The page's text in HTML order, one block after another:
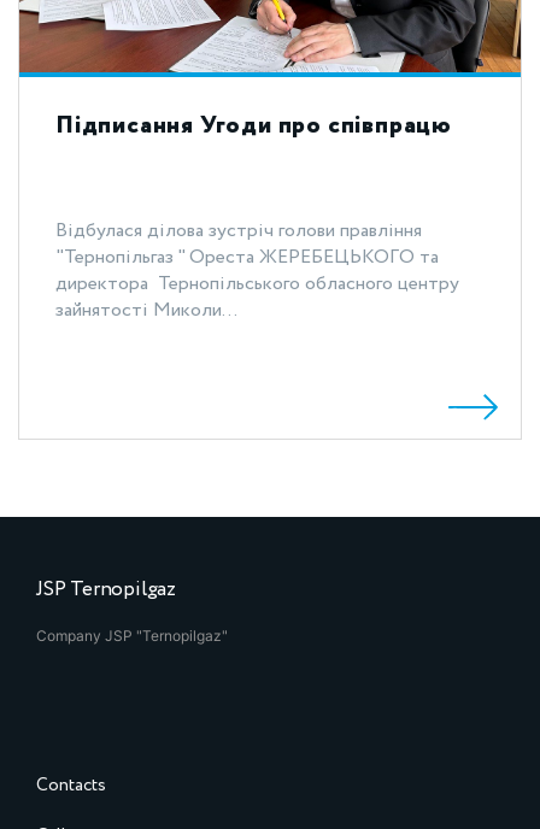
Підписання Угоди про співпрацю
Відбулася ділова зустріч голови правління
"Тернопільгаз " Ореста ЖЕРЕБЕЦЬКОГО та
директора Тернопільського обласного центру
зайнятості Миколи...
JSP Ternopilgaz
Company JSP "Ternopilgaz"
Contacts